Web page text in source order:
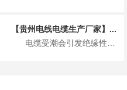
【贵州电线电缆生产厂家】...